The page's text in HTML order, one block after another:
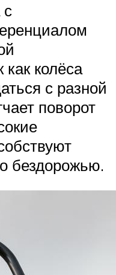
с
колёса
с разной
поворот
бездорожью.